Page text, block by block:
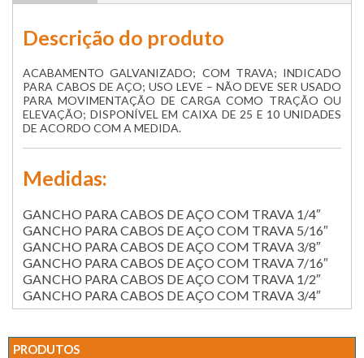
Descrição do produto
ACABAMENTO GALVANIZADO; COM TRAVA; INDICADO
PARA CABOS DE AÇO; USO LEVE – NÃO DEVE SER USADO
PARA MOVIMENTAÇÃO DE CARGA COMO TRAÇÃO OU
ELEVAÇÃO; DISPONÍVEL EM CAIXA DE 25 E 10 UNIDADES
DE ACORDO COM A MEDIDA.
Medidas:
GANCHO PARA CABOS DE AÇO COM TRAVA 1/4″
GANCHO PARA CABOS DE AÇO COM TRAVA 5/16″
GANCHO PARA CABOS DE AÇO COM TRAVA 3/8″
GANCHO PARA CABOS DE AÇO COM TRAVA 7/16″
GANCHO PARA CABOS DE AÇO COM TRAVA 1/2″
GANCHO PARA CABOS DE AÇO COM TRAVA 3/4″
PRODUTOS